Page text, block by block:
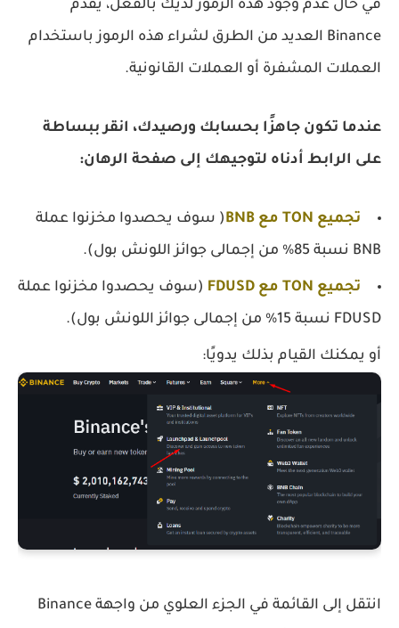
في حال عدم وجود هذه الرموز لديك بالفعل، يقدم
Binance العديد من الطرق لشراء هذه الرموز باستخدام
العملات المشفرة أو العملات القانونية.
عندما تكون جاهزًا بحسابك ورصيدك، انقر ببساطة
على الرابط أدناه لتوجيهك إلى صفحة الرهان:
تجميع TON مع BNB
( سوف يحصدوا مخزنوا عملة
BNB نسبة 85% من إجمالى جوائز اللونش بول).
تجميع TON مع FDUSD
(سوف يحصدوا مخزنوا عملة
FDUSD نسبة 15% من إجمالى جوائز اللونش بول).
أو يمكنك القيام بذلك يدويًا:
انتقل إلى القائمة في الجزء العلوي من واجهة Binance